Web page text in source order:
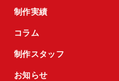
制作実績
コラム
制作スタッフ
お知らせ